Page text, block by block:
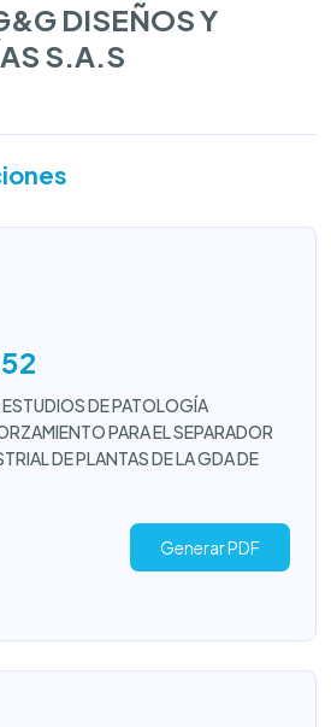
DISEÑOS Y
S.A.S
DE PATOLOGÍA
PARA EL SEPARADOR
DE PLANTAS DE LA GDA DE
Generar PDF